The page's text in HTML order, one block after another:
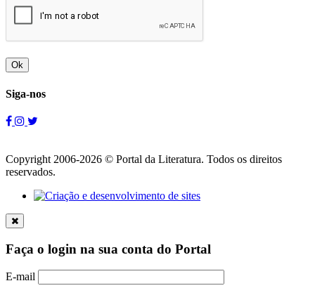
Ok
Siga-nos
Copyright 2006-2026 © Portal da Literatura. Todos os direitos
reservados.
Faça o login na sua conta do Portal
E-mail